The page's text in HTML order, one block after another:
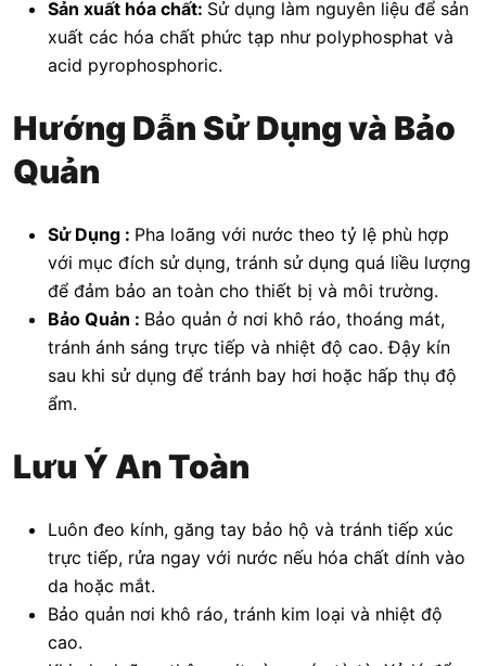
Sản xuất hóa chất: Sử dụng làm nguyên liệu để sản
xuất các hóa chất phức tạp như polyphosphat và
acid pyrophosphoric.
Hướng Dẫn Sử Dụng và Bảo
Quản
Sử Dụng : Pha loãng với nước theo tỷ lệ phù hợp
với mục đích sử dụng, tránh sử dụng quá liều lượng
để đảm bảo an toàn cho thiết bị và môi trường.
Bảo Quản : Bảo quản ở nơi khô ráo, thoáng mát,
tránh ánh sáng trực tiếp và nhiệt độ cao. Đậy kín
sau khi sử dụng để tránh bay hơi hoặc hấp thụ độ
ẩm.
Lưu Ý An Toàn
Luôn đeo kính, găng tay bảo hộ và tránh tiếp xúc
trực tiếp, rửa ngay với nước nếu hóa chất dính vào
da hoặc mắt.
Bảo quản nơi khô ráo, tránh kim loại và nhiệt độ
cao.